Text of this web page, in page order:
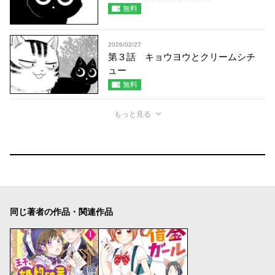
無料
2026/02/27
第３話 キョウヨウとクリームシチ
ュー
無料
もっと見る
同じ著者の作品・関連作品